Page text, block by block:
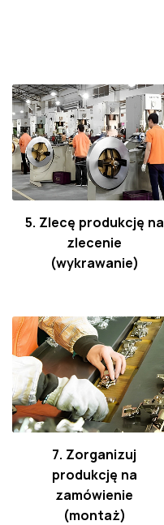
5. Zlecę produkcję na
zlecenie
(wykrawanie)
7. Zorganizuj
produkcję na
zamówienie
(montaż)